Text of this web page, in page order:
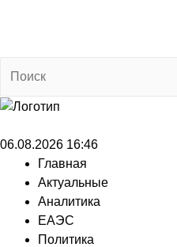
06.08.2026 16:46
Главная
Актуальные
Аналитика
ЕАЭС
Политика